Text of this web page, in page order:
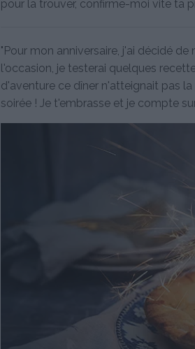
pour la trouver, confirme-moi vite ta
"Pour mon anniversaire, j'ai décidé
l'occasion, je testerai quelques
d'aventure ce dîner n'atteignait pas
soirée ! Je t'embrasse et je compte